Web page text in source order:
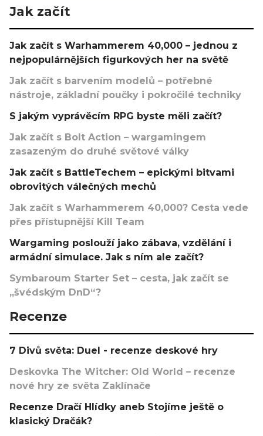
Jak začít
Jak začít s Warhammerem 40,000 – jednou z
nejpopulárnějších figurkových her na světě
Jak začít s barvením modelů – potřebné
nástroje, základní poučky i pokročilé techniky
S jakým vyprávěcím RPG byste měli začít?
Jak začít s Bolt Action – wargamingem
zasazeným do druhé světové války
Jak začít s BattleTechem – epickými bitvami
obrovitých válečných mechů
Jak začít s Warhammerem 40,000? Cesta vede
přes přístupnější Kill Team
Wargaming poslouží jako zábava, vzdělání i
armádní simulace. Jak s ním ale začít?
Symbaroum Starter Set – cesta, jak začít se
„švédským DnD“?
Recenze
7 Divů světa: Duel - recenze deskové hry
Deskovka The Witcher: Old World – recenze
nové hry ze světa Zaklínače
Recenze Dračí Hlídky aneb Stojíme ještě o
klasický Dračák?